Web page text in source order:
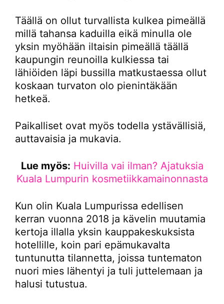
Täällä on ollut turvallista kulkea pimeällä
millä tahansa kaduilla eikä minulla ole
yksin myöhään iltaisin pimeällä täällä
kaupungin reunoilla kulkiessa tai
lähiöiden läpi bussilla matkustaessa ollut
koskaan turvaton olo pienintäkään
hetkeä.
Paikalliset ovat myös todella ystävällisiä,
auttavaisia ja mukavia.
Lue myös: Huivilla vai ilman? Ajatuksia
Kuala Lumpurin kosmetiikkamainonnasta
Kun olin Kuala Lumpurissa edellisen
kerran vuonna 2018 ja kävelin muutamia
kertoja illalla yksin kauppakeskuksista
hotellille, koin pari epämukavalta
tuntunutta tilannetta, joissa tuntematon
nuori mies lähentyi ja tuli juttelemaan ja
halusi tutustua.